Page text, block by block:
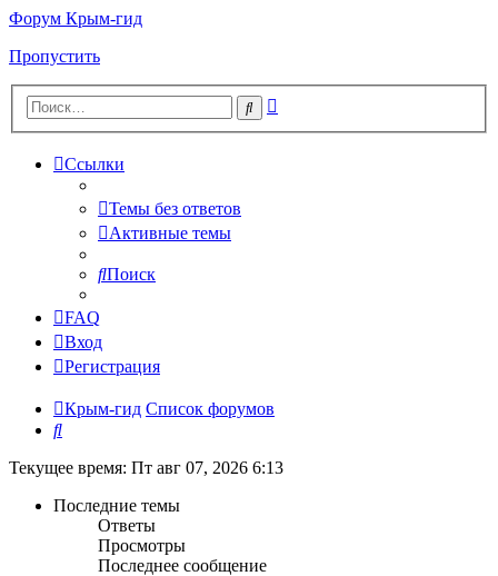
Форум Крым-гид
Пропустить
Поиск
Ссылки
Темы без ответов
Активные темы
Поиск
FAQ
Вход
Регистрация
Крым-гид Список форумов
Поиск
Текущее время: Пт авг 07, 2026 6:13
Последние темы
Ответы
Просмотры
Последнее сообщение